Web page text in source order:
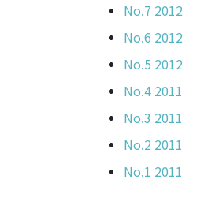
No.7 2012
No.6 2012
No.5 2012
No.4 2011
No.3 2011
No.2 2011
No.1 2011